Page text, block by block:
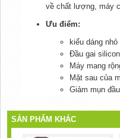
về chất lượng, máy
Ưu điểm:
kiểu dáng
Đầu gai
Máy mang
Mặt sau của
Giảm mụn
SẢN PHẨM KHÁC